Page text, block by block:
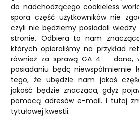
do nadchodzącego cookieless
spora część użytkowników nie
czyli nie będziemy posiadali
stronie. Odbiera to nam
których opieraliśmy na przykład
również za sprawą GA 4 – dane,
posiadaniu będą niewspółmiernie
tego, że ubędzie nam jakaś
jakość będzie znacząca, gdyż
pomocą adresów e-mail. I tutaj
tytułowej kwestii.